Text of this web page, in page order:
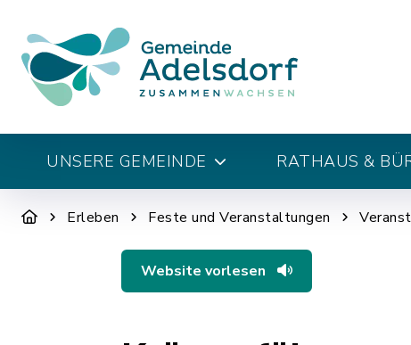
UNSERE GEMEINDE RATHAUS &
Erleben Feste und Veranstaltungen
Website vorlesen